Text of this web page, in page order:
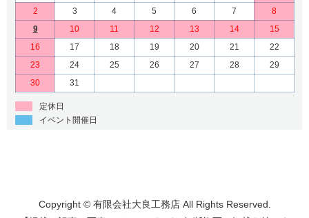
2
3 4 5 6 7
8
9
10 11 12 13 14
15
16
17 18 19 20 21
22
23
24 25 26 27 28
29
30
31
定休日
イベント開催日
Copyright © 有限会社大良工務店 All Rights Reserved.